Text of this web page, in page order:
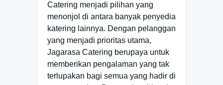
Catering menjadi pilihan yang
menonjol di antara banyak penyedia
katering lainnya. Dengan pelanggan
yang menjadi prioritas utama,
Jagarasa Catering berupaya untuk
memberikan pengalaman yang tak
terlupakan bagi semua yang hadir di